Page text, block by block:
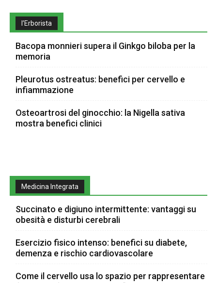
l’Erborista
Bacopa monnieri supera il Ginkgo biloba per la
memoria
Pleurotus ostreatus: benefici per cervello e
infiammazione
Osteoartrosi del ginocchio: la Nigella sativa
mostra benefici clinici
Medicina Integrata
Succinato e digiuno intermittente: vantaggi su
obesità e disturbi cerebrali
Esercizio fisico intenso: benefici su diabete,
demenza e rischio cardiovascolare
Come il cervello usa lo spazio per rappresentare